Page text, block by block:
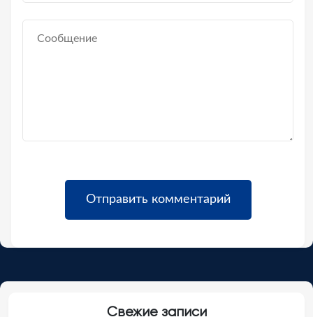
Свежие записи